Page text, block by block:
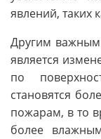
явлений, таких
Другим важным
является
по
становятся
пожарам, в то
более